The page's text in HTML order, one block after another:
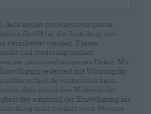
meine personenbezogenen
GmbH für die Erstellung und
verarbeitet werden. Dieses
und Steuerung meiner
personenbezogenen Daten. Mir
jederzeit mit Wirkung für
widerrufen kann.
dass durch den Widerruf der
der aufgrund der Einwilligung bis
nicht berührt wird. Weitere